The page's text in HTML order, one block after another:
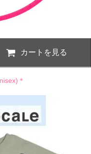
カートを見る
＊